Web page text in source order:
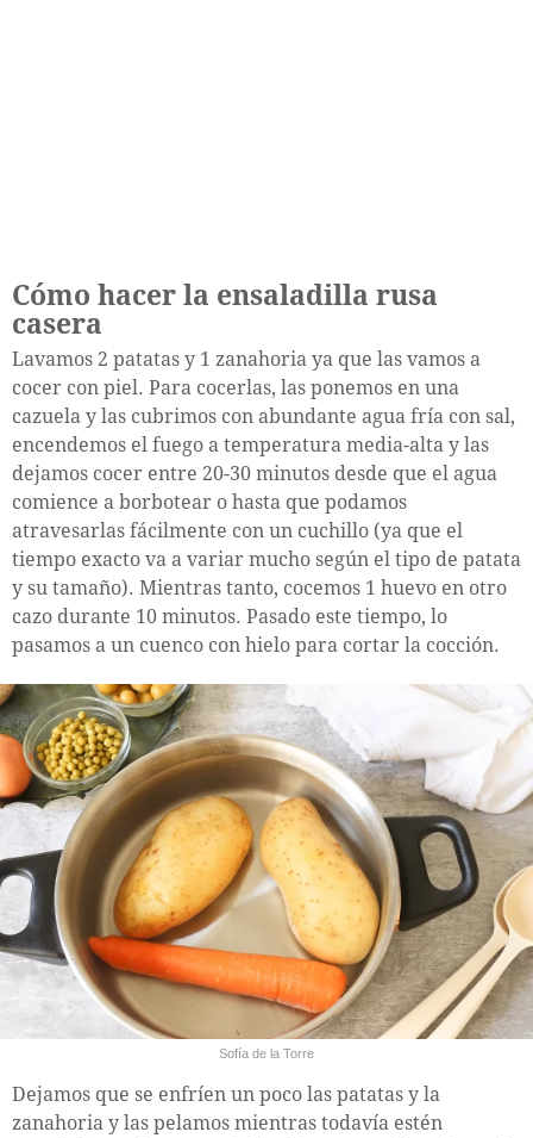
Cómo hacer la ensaladilla rusa
casera
Lavamos 2 patatas y 1 zanahoria ya que las vamos a
cocer con piel. Para cocerlas, las ponemos en una
cazuela y las cubrimos con abundante agua fría con sal,
encendemos el fuego a temperatura media-alta y las
dejamos cocer entre 20-30 minutos desde que el agua
comience a borbotear o hasta que podamos
atravesarlas fácilmente con un cuchillo (ya que el
tiempo exacto va a variar mucho según el tipo de patata
y su tamaño). Mientras tanto, cocemos 1 huevo en otro
cazo durante 10 minutos. Pasado este tiempo, lo
pasamos a un cuenco con hielo para cortar la cocción.
Sofía de la Torre
Dejamos que se enfríen un poco las patatas y la
zanahoria y las pelamos mientras todavía estén